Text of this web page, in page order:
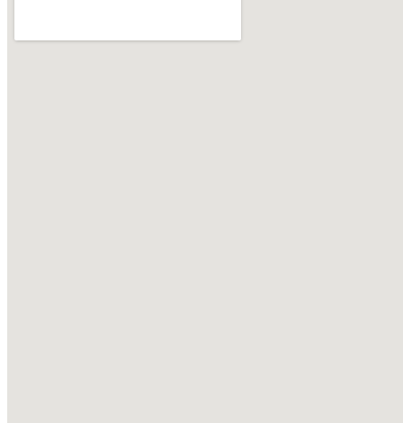
Abbonamento STEVEN